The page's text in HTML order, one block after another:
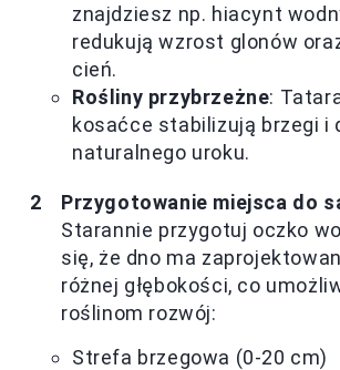
znajdziesz np. hiacynt
redukują wzrost glonów
cień.
Rośliny przybrzeżne:
kosaćce stabilizują brzegi i
naturalnego uroku.
Przygotowanie miejsca do
Starannie przygotuj oczko
się, że dno ma
różnej głębokości, co
roślinom rozwój:
Strefa brzegowa (0-20 cm)